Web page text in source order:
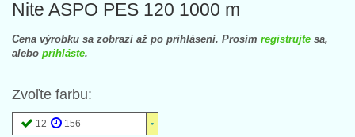
Nite ASPO PES 120 1000 m
Cena výrobku sa zobrazí až po prihlásení. Prosím registrujte sa,
alebo prihláste.
Zvoľte farbu:
12 156